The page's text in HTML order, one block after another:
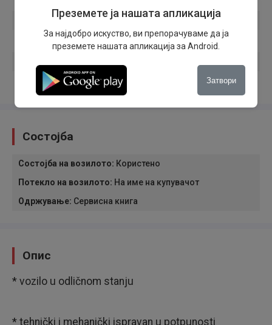
Режими на возење
Наслон за рака
Држачи за чаши
Состојба
Состојба на возилото: Користено
Потекло на возилото: На име на купувачот
Одржување: Сервисна книга
Опис
* vozilo u odličnom stanju
* tehnički i mehanički ispravan u potpunosti
Преземете ја нашата апликација
За најдобро искуство, ви препорачуваме да ја
преземете нашата апликација за Android.
Затвори